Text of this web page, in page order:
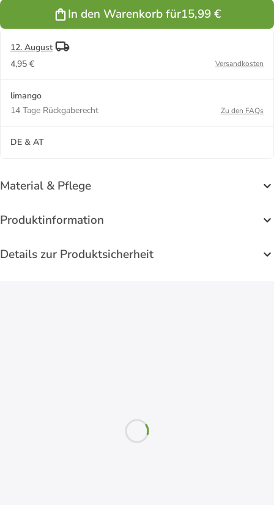
In den Warenkorb für15,99 €
12. August
4,95 €
Versandkosten
limango
14 Tage Rückgaberecht
Zu den FAQs
DE & AT
Material & Pflege
Produktinformation
Details zur Produktsicherheit